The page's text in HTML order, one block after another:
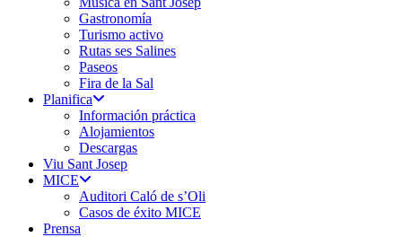
Gastronomía
Turismo activo
Rutas ses Salines
Paseos
Fira de la Sal
Planifica
Información práctica
Alojamientos
Descargas
Viu Sant Josep
MICE
Auditori Caló de s’Oli
Casos de éxito MICE
Prensa